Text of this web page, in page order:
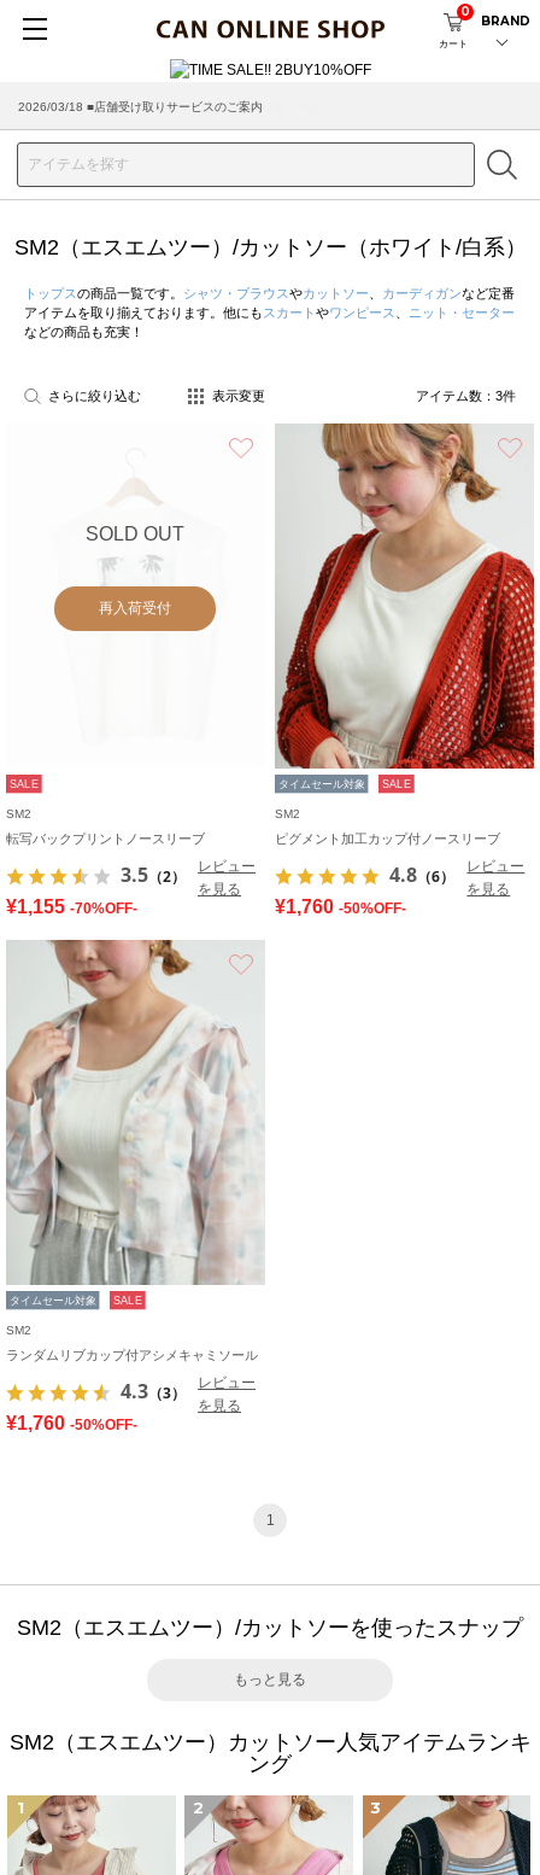
カート
0
BRAND
2026/03/18 ■店舗受け取りサービスのご案内
SM2（エスエムツー）/カットソー（ホワイト/白系）
トップスの商品一覧です。 シャツ・ブラウスやカットソー カーディガンなど定番
アイテムを取り揃えております。他にも スカート やワンピース
ニット・セーター
などの商品も充実！
さらに絞り込む 表示変更 アイテム数： 3件
SOLD OUT
再入荷受付
お気に入り
SALE
SM2
転写バックプリントノースリーブ
3.5 （2）
レビュー
を見る
¥1,155 -70%OFF-
タイムセール対象 SALE
SM2
ピグメント加工カップ付ノースリーブ
4.8 （6）
レビュー
を見る
¥1,760 -50%OFF-
タイムセール対象 SALE
SM2
ランダムリブカップ付アシメキャミソール
4.3 （3）
レビュー
を見る
¥1,760 -50%OFF-
1
SM2（エスエムツー）/カットソーを使ったスナップ
もっと見る
SM2（エスエムツー）カットソー人気アイテムランキ
ング
1 2 3